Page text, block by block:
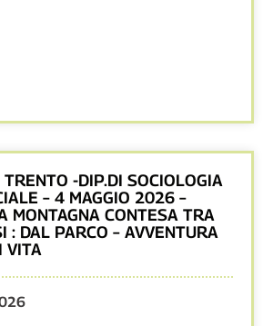
TRENTO -DIP.DI SOCIOLOGIA
– 4 MAGGIO 2026 –
MONTAGNA CONTESA TRA
: DAL PARCO – AVVENTURA
VITA